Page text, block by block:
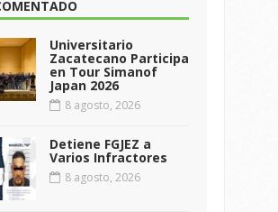
Universitario
Zacatecano Participa
en Tour Simanof
Japan 2026
8 agosto, 2026
Detiene FGJEZ a
Varios Infractores
8 agosto, 2026